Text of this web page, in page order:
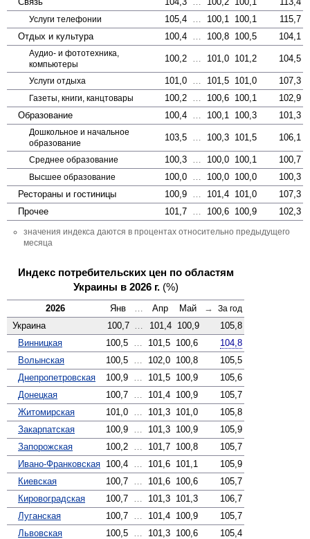
Услуги телефонии 105,4 100,1 100,1
115,7
Отдых и культура
100,4 100,8 100,5 104,1
Аудио- и фототехника,
компьютеры
100,2 101,0 101,2 104,5
Услуги отдыха 101,0 101,5 101,0 107,3
Газеты, книги, канцтовары 100,2 100,6 100,1
102,9
Образование
100,4 100,1 100,3 101,3
Дошкольное и начальное
образование
103,5 100,3 101,5 106,1
Среднее образование 100,3 100,0 100,1 100,7
Высшее образование 100,0 100,0 100,0
100,3
Рестораны и гостиницы
100,9 101,4 101,0
107,3
Прочее
101,7 100,6 100,9 102,3
значения индекса даются в процентах относительно предыдущего
месяца
Индекс потребительских цен по областям
Украины в 2026 г. (%)
2026 Янв Апр Май → За год
Украина 100,7 101,4 100,9
105,8
Винницкая
100,5 101,5 100,6
104,8
Волынская
100,5 102,0 100,8
105,5
Днепропетровская
100,9 101,5 100,9
105,6
Донецкая
100,7 101,4 100,9
105,7
Житомирская
101,0 101,3 101,0
105,8
Закарпатская
100,9 101,3 100,9
105,9
Запорожская
100,2 101,7 100,8
105,7
Ивано-Франковская 100,4 101,6 101,1
105,9
Киевская
100,7 101,6 100,6
105,7
Кировоградская
100,7 101,3 101,3
106,7
Луганская
100,7 101,4 100,9
105,7
Львовская
100,5 101,3 100,6
105,4